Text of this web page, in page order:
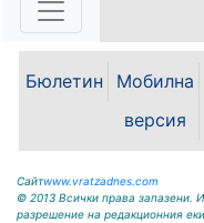
Бюлетин
Мобилна
версия
Сайтwww.vratzadnes.com
© 2013 Всички права запазени.
разрешение на редакционния